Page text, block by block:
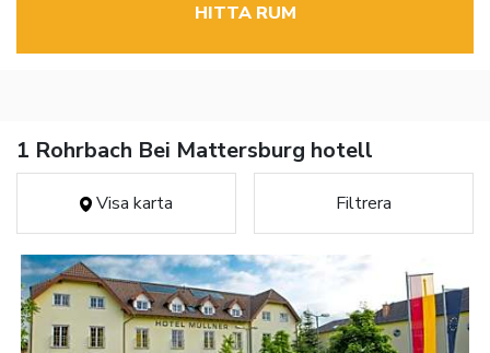
HITTA RUM
1 Rohrbach Bei Mattersburg hotell
Visa karta Filtrera